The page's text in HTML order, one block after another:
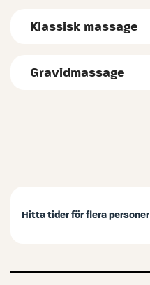
Klassisk massage
Gravidmassage
Hitta tider för flera personer